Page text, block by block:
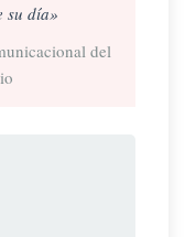
su día»
del